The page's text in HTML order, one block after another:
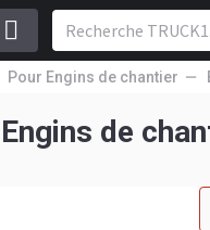
Pour Engins de chantier
de